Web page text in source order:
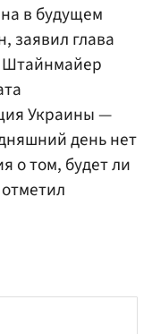
в будущем
заявил глава
Штайнмайер
Украины —
день нет
о том, будет ли